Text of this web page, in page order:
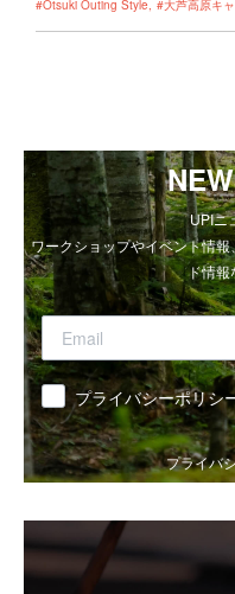
#Otsuki Outing Style #大芦高原キ
UPIニ
ワークショップやイベント情
ド情報
同意 プライバシーポリシ
プライバ